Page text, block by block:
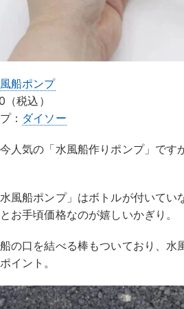
船ポンプ
税込）
： ダイソー
人気の「水風船作りポンプ」で
風船ポンプ」はボトルが付いてい
お手頃価格なのが嬉しいかぎり。
の口を結べる棒もついており、
イント。